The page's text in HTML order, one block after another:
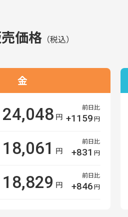
価格 （税込）
金
24,048 円
前日比
+1159円
18,061 円
前日比
+831 円
18,829 円
前日比
+846円